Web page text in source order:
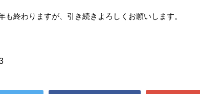
も終わりますが、引き続きよろしくお願いします。